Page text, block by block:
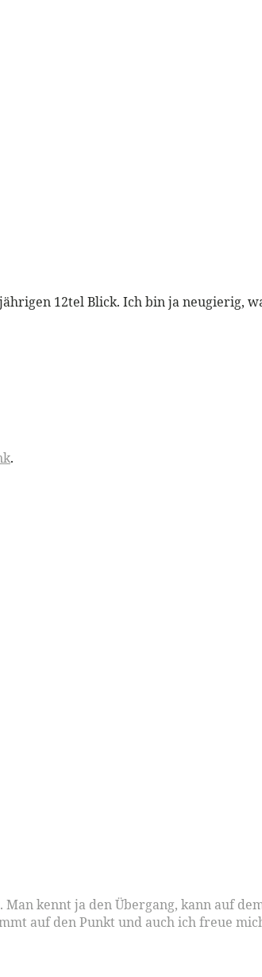
12tel Blick. Ich bin ja neugierig,
.
kennt ja den Übergang, kann auf
auf den Punkt und auch ich freue